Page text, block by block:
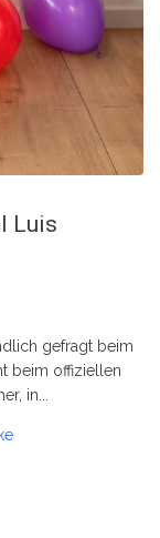
Luis
gefragt beim
beim offiziellen
in...